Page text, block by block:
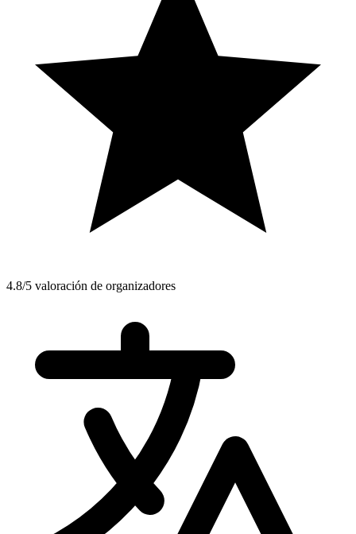
4.8/5 valoración de organizadores